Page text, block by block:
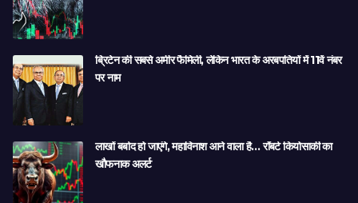
ब्रिटेन की सबसे अमीर फैमिली, लेकिन भारत के अरबपतियों में 11वें नंबर
पर नाम
लाखों बर्बाद हो जाएंगे, महाविनाश आने वाला है… रॉबर्ट कियोसाकी का
खौफनाक अलर्ट